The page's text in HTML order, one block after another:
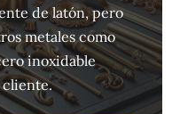
de latón, pero
metales como
inoxidable
cliente.